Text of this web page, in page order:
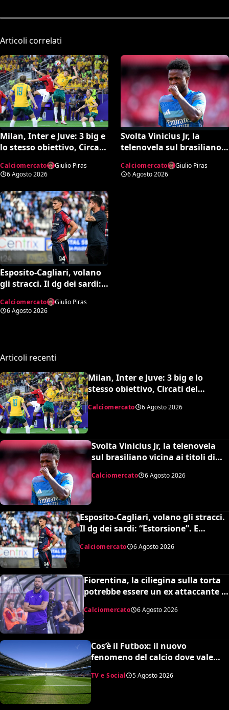
Articoli correlati
Milan, Inter e Juve: 3 big e
lo stesso obiettivo, Circati
di 35 milioni
Calciomercato
Giulio Piras
6 Agosto 2026
Svolta Vinicius Jr, la
telenovela sul brasiliano
accordo monstre
Calciomercato
Giulio Piras
6 Agosto 2026
Esposito-Cagliari, volano
gli stracci. Il dg dei sardi:
risponde in maniera
durissima
Calciomercato
Giulio Piras
6 Agosto 2026
Articoli recenti
Milan, Inter e Juve: 3 big e lo
stesso obiettivo, Circati del
Calciomercato 6 Agosto 2026
Svolta Vinicius Jr, la telenovela
sul brasiliano vicina ai titoli di
Calciomercato 6 Agosto 2026
Esposito-Cagliari, volano gli stracci.
Il dg dei sardi: “Estorsione”. E
durissima
Calciomercato 6 Agosto 2026
Fiorentina, la ciliegina sulla torta
potrebbe essere un ex attaccante di
Calciomercato 6 Agosto 2026
Cos’è il Futbox: il nuovo
fenomeno del calcio dove vale
quasi tutto e scoppiano le risse
TV e Social 5 Agosto 2026